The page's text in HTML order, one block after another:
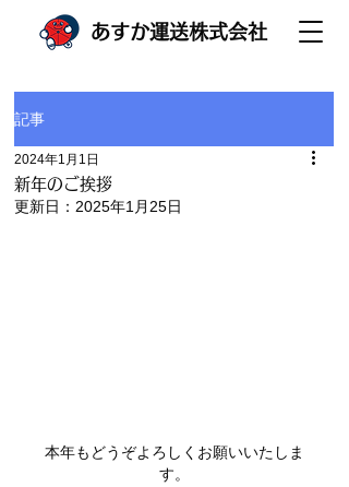
あすか運送株式会社
記事
新年のご挨拶
2024年1月1日
更新日： 2025年1月25日
本年もどうぞよろしくお願いいたしま
す。